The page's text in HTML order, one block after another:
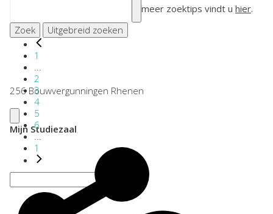
meer zoektips vindt u hier.
Zoek
Uitgebreid zoeken
1
2
3
4
5
6
...
1
256 Bouwvergunningen Rhenen
Mijn Studiezaal